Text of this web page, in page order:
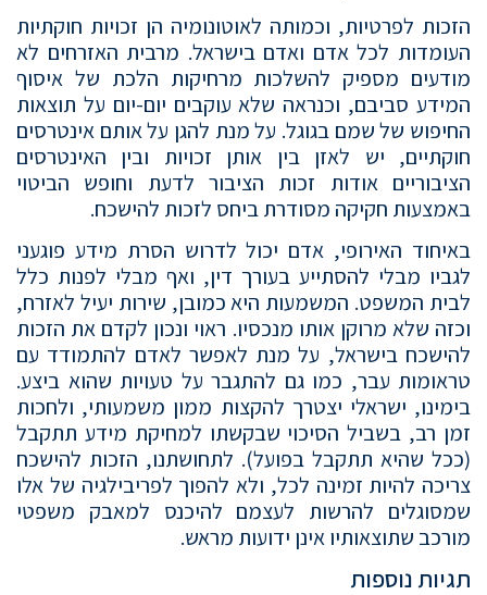
הזכות לפרטיות, וכמותה לאוטונומיה הן זכויות חוקתיות
העומדות לכל אדם ואדם בישראל. מרבית האזרחים לא
מודעים מספיק להשלכות מרחיקות הלכת של איסוף
המידע סביבם, וכנראה שלא עוקבים יום-יום על תוצאות
החיפוש של שמם בגוגל. על מנת להגן על אותם אינטרסים
חוקתיים, יש לאזן בין אותן זכויות ובין האינטרסים
הציבוריים אודות זכות הציבור לדעת וחופש הביטוי
באמצעות חקיקה מסודרת ביחס לזכות להישכח.
באיחוד האירופי, אדם יכול לדרוש הסרת מידע פוגעני
לגביו מבלי להסתייע בעורך דין, ואף מבלי לפנות כלל
לבית המשפט. המשמעות היא כמובן, שירות יעיל לאזרח,
וכזה שלא מרוקן אותו מנכסיו. ראוי ונכון לקדם את הזכות
להישכח בישראל, על מנת לאפשר לאדם להתמודד עם
טראומות עבר, כמו גם להתגבר על טעויות שהוא ביצע.
בימינו, ישראלי יצטרך להקצות ממון משמעותי, ולחכות
זמן רב, בשביל הסיכוי שבקשתו למחיקת מידע תתקבל
(ככל שהיא תתקבל בפועל). לתחושתנו, הזכות להישכח
צריכה להיות זמינה לכל, ולא להפוך לפריבילגיה של אלו
שמסוגלים להרשות לעצמם להיכנס למאבק משפטי
מורכב שתוצאותיו אינן ידועות מראש.
תגיות נוספות